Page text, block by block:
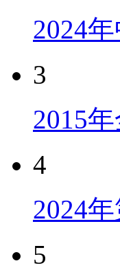
2024
3
2015
4
2024
5